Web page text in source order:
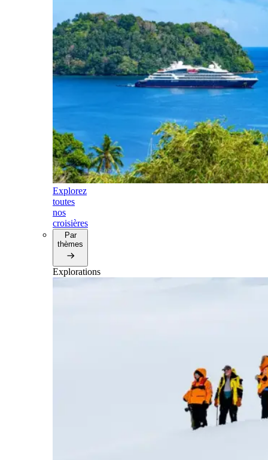
Explorez
toutes
nos
croisières
Par
thèmes
Explorations